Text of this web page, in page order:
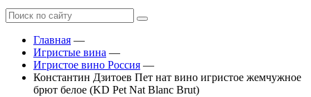
Главная —
Игристые вина —
Игристое вино Россия —
Константин Дзитоев Пет нат вино игристое жемчужное
брют белое (KD Pet Nat Blanc Brut)